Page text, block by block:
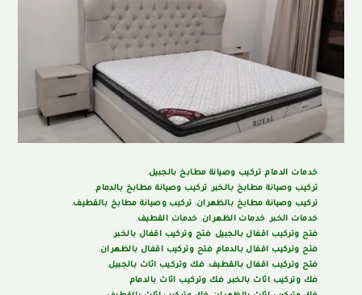
خدمات الدمام, تركيب وصيانة مطابخ بالجبيل,
تركيب وصيانة مطابخ بالخبر, تركيب وصيانة مطابخ بالدمام,
تركيب وصيانة مطابخ بالظهران, تركيب وصيانة مطابخ بالقطيف,
خدمات الخبر, خدمات الظهران, خدمات القطيف,
فتح وتركيب اقفال بالجبيل,فتح وتركيب اقفال بالخبر,
فتح وتركيب اقفال بالدمام,فتح وتركيب اقفال بالظهران,
فتح وتركيب اقفال بالقطيف,فك وتركيب اثاث بالجبيل,
فك وتركيب اثاث بالخبر, فك وتركيب اثاث بالدمام,